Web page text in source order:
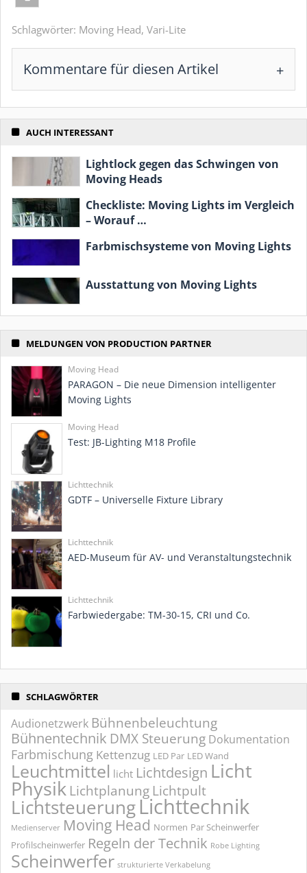
Schlagwörter: Moving Head, Vari-Lite
Kommentare für diesen Artikel
AUCH INTERESSANT
Lightlock gegen das Schwingen von
Moving Heads
Checkliste: Moving Lights im Vergleich
– Worauf …
Farbmischsysteme von Moving Lights
Ausstattung von Moving Lights
MELDUNGEN VON PRODUCTION PARTNER
Moving Head
PARAGON – Die neue Dimension intelligenter
Moving Lights
Moving Head
Test: JB-Lighting M18 Profile
Lichttechnik
GDTF – Universelle Fixture Library
Lichttechnik
AED-Museum für AV- und Veranstaltungstechnik
Lichttechnik
Farbwiedergabe: TM-30-15, CRI und Co.
SCHLAGWÖRTER
Audionetzwerk Bühnenbeleuchtung
Bühnentechnik DMX Steuerung Dokumentation
Farbmischung Kettenzug LED Par LED Wand
Leuchtmittel licht Lichtdesign Licht
Physik Lichtplanung Lichtpult
LichtsteuerungLichttechnik
Medienserver Moving Head Normen Par Scheinwerfer
Profilscheinwerfer Regeln der Technik Robe Lighting
Scheinwerfer strukturierte Verkabelung